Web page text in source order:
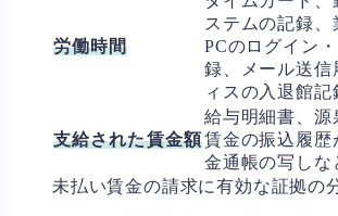
労働時間
ステムの記録、
PCのログイン
録、メール送信
ィスの入退館記
支給された賃金額
給与明細書、源
賃金の振込履歴
金通帳の写しな
未払い賃金の請求に有効な証拠の